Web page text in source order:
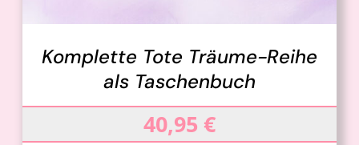
Komplette Tote Träume-Reihe
als Taschenbuch
40,95 €